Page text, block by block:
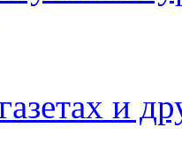
и